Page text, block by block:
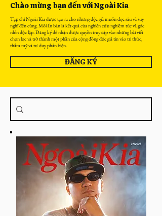
Chào mừng bạn đến với Ngoài Kia
Tạp chí Ngoài Kia được tạo ra cho những độc giả muốn đọc sâu và suy
nghĩ đến cùng. Mỗi ấn bản là kết quả của nghiên cứu nghiêm túc và góc
nhìn độc lập. Đăng ký để nhận được quyền truy cập vào những bài viết
chọn lọc và trở thành một phần của cộng đồng độc giả tin vào tri thức,
thẩm mỹ và tư duy phản biện.
ĐĂNG KÝ